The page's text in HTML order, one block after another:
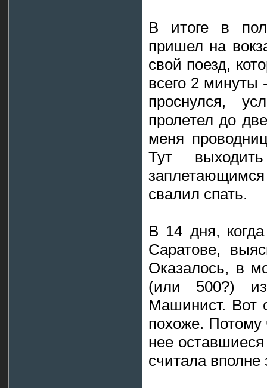
В итоге в
пришел на
свой поезд,
всего 2 минуты
проснулся,
пролетел до
меня
Тут
заплетающимся
свалил спать.
В 14 дня,
Саратове,
Оказалось, в
(или 500?)
Машинист. Вот
похоже.
нее
считала